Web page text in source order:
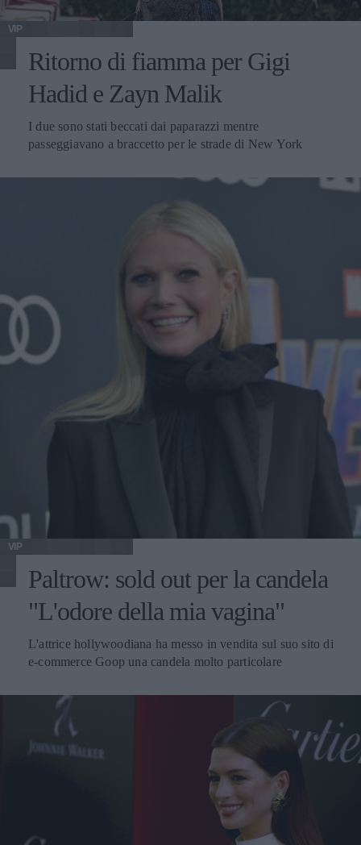
VIP
Ritorno di fiamma per Gigi
Hadid e Zayn Malik
I due sono stati beccati dai paparazzi mentre
passeggiavano a braccetto per le strade di New York
VIP
Paltrow: sold out per la candela
"L'odore della mia vagina"
L'attrice hollywoodiana ha messo in vendita sul suo sito di
e-commerce Goop una candela molto particolare